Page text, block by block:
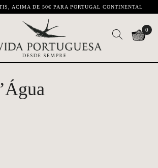
ACIMA DE 50€ PARA PORTUGAL CONTINENTAL
0